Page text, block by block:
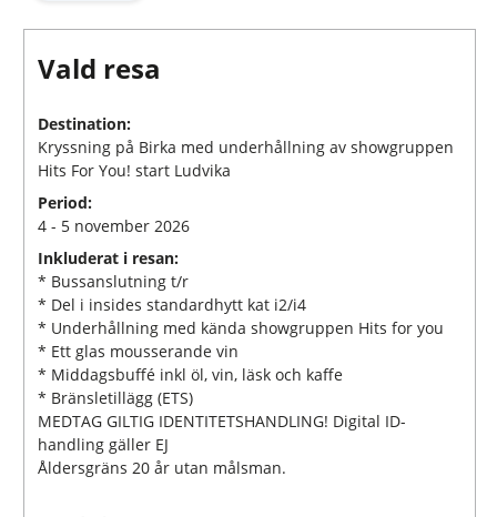
Vald resa
Destination:
Kryssning på Birka med underhållning av showgruppen
Hits For You! start Ludvika
Period:
4 - 5 november 2026
Inkluderat i resan:
* Bussanslutning t/r
* Del i insides standardhytt kat i2/i4
* Underhållning med kända showgruppen Hits for you
* Ett glas mousserande vin
* Middagsbuffé inkl öl, vin, läsk och kaffe
* Bränsletillägg (ETS)
MEDTAG GILTIG IDENTITETSHANDLING! Digital ID-
handling gäller EJ
Åldersgräns 20 år utan målsman.